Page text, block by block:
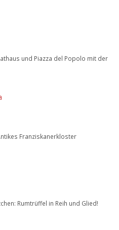
und Piazza del Popolo mit der
Franziskanerkloster
Rumtrüffel in Reih und Glied!